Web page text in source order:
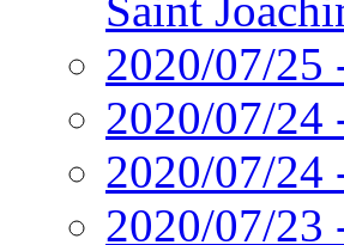
2020/07/25
2020/07/24
2020/07/24
2020/07/23